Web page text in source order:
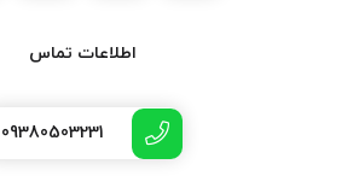
اطلاعات تماس
09380503231